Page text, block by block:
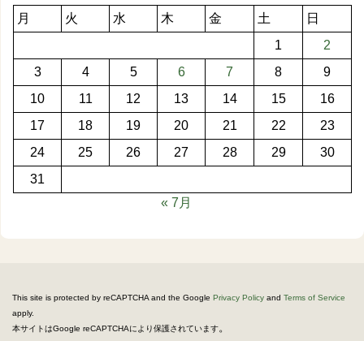
月 火 水 木 金 土
日
1
2
3
4 5 6 7 8
9
10
11 12 13 14 15
16
17
18 19 20 21 22
23
24
25 26 27 28 29
30
31
« 7月
This site is protected by reCAPTCHA and the Google Privacy Policy and Terms of Service
apply.
本サイトはGoogle reCAPTCHAにより保護されています。